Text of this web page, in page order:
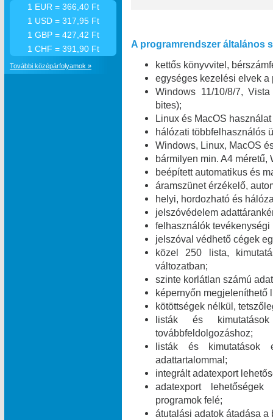
A programrendszer általános
kettős könyvvitel,
egységes kezelési elvek a
Windows 11/10/8/7,
bites);
Linux és MacOS
hálózati többfelhasználós
Windows, Linux, MacOS
bármilyen min. A4
beépített automatikus és
áramszünet érzékelő,
helyi, hordozható és
jelszóvédelem
felhasználók
jelszóval védhető cégek
közel 250 lista,
változatban;
szinte korlátlan számú
képernyőn megjeleníthető
kötöttségek nélkül,
listák és
továbbfeldolgozáshoz;
listák és kimutatások
adattartalommal;
integrált adatexport
adatexport
programok felé;
átutalási adatok átadása
1 EUR = 366,40 Ft
1 USD = 317,95 Ft
1 GBP = 427,42 Ft
1 CHF = 391,90 Ft
További középárfolyamok »